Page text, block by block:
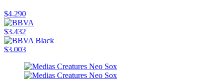
$4.290
$3.432
$3.003